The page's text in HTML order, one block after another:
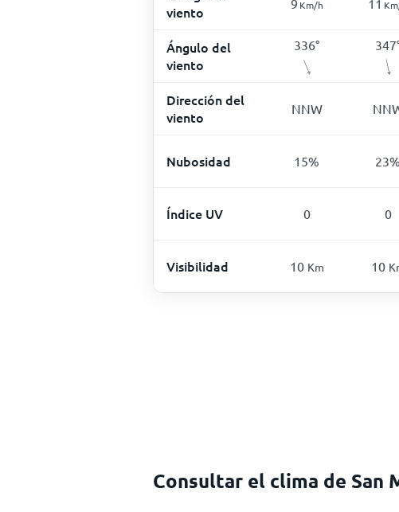
viento
9 Km/h 11
Ángulo del
viento
336° 347
Dirección del
viento
NNW
Nubosidad 15% 23%
Índice UV 0 0
Visibilidad 10 Km 10
Consultar el clima de San